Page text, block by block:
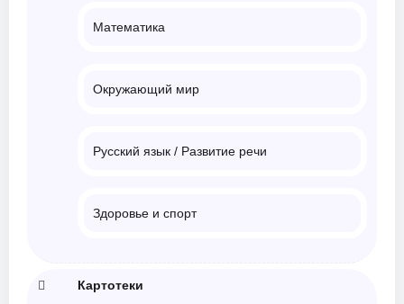
Математика
Окружающий мир
Русский язык / Развитие речи
Здоровье и спорт
Картотеки